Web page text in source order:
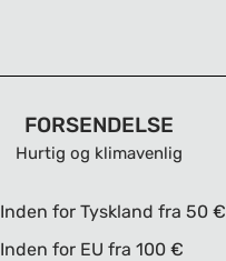
FORSENDELSE
Hurtig og klimavenlig
Inden for Tyskland fra 50 €
Inden for EU fra 100 €